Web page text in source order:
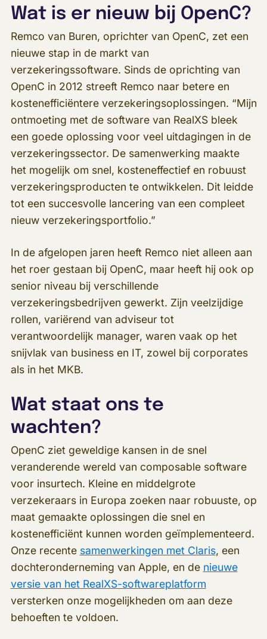
Wat is er nieuw bij OpenC?
Remco van Buren, oprichter van OpenC, zet een
nieuwe stap in de markt van
verzekeringssoftware. Sinds de oprichting van
OpenC in 2012 streeft Remco naar betere en
kostenefficiëntere verzekeringsoplossingen. “Mijn
ontmoeting met de software van RealXS bleek
een goede oplossing voor veel uitdagingen in de
verzekeringssector. De samenwerking maakte
het mogelijk om snel, kosteneffectief en robuust
verzekeringsproducten te ontwikkelen. Dit leidde
tot een succesvolle lancering van een compleet
nieuw verzekeringsportfolio.”
In de afgelopen jaren heeft Remco niet alleen aan
het roer gestaan bij OpenC, maar heeft hij ook op
senior niveau bij verschillende
verzekeringsbedrijven gewerkt. Zijn veelzijdige
rollen, variërend van adviseur tot
verantwoordelijk manager, waren vaak op het
snijvlak van business en IT, zowel bij corporates
als in het MKB.
Wat staat ons te
wachten?
OpenC ziet geweldige kansen in de snel
veranderende wereld van composable software
voor insurtech. Kleine en middelgrote
verzekeraars in Europa zoeken naar robuuste, op
maat gemaakte oplossingen die snel en
kostenefficiënt kunnen worden geïmplementeerd.
Onze recente samenwerkingen met Claris, een
dochteronderneming van Apple, en de nieuwe
versie van het RealXS-softwareplatform
versterken onze mogelijkheden om aan deze
behoeften te voldoen.